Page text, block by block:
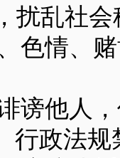
扰乱社
色情、
谤他人
行政法